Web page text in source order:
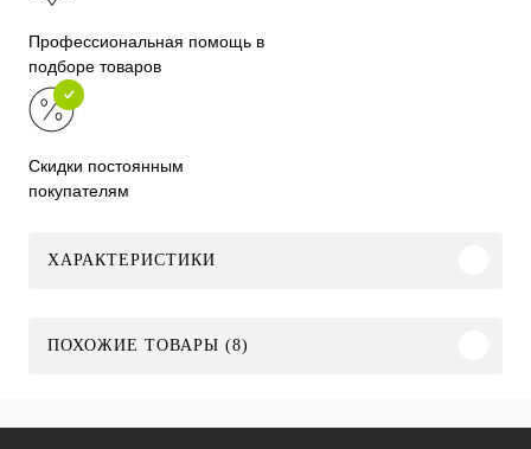
Профессиональная помощь в
подборе товаров
Скидки постоянным
покупателям
ХАРАКТЕРИСТИКИ
ПОХОЖИЕ ТОВАРЫ (8)